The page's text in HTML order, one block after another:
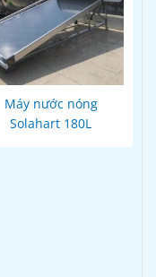
Máy nước nóng
Solahart 180L